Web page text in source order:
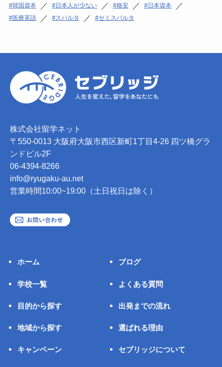
韓国資本 ／ 日本人が少ない ／ 格安 ／ 日本資本 ／
医療英語 ／ スパルタ ／ セミスパルタ
株式会社留学ネット
〒550-0013 大阪府大阪市西区新町1丁目4-26 四ツ橋グラ
ンドビル2F
06-4394-8266
info@ryugaku-au.net
営業時間10:00~19:00（土日祝日は除く）
ホーム
学校一覧
目的から探す
地域から探す
キャンペーン
ブログ
よくある質問
出発までの流れ
選ばれる理由
セブリッジについて